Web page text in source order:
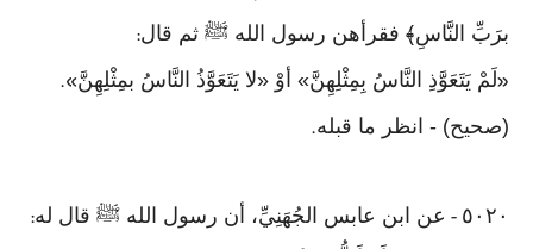
برَبِّ النَّاسِ﴾ فقرأهن رسول الله ﷺ ثم قال:
«لَمْ يَتَعَوَّذِ النَّاسُ بِمِثْلِهِنَّ» أوْ «لا يَتَعَوَّذُ النَّاسُ بمِثْلِهِنَّ».
(صحيح) - انظر ما قبله.
٥٠٢٠ - عن ابن عابس الجُهَنِيِّ، أن رسول الله ﷺ قال له: